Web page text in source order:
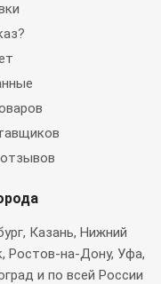
Казань, Нижний
Ростов-на-Дону, Уфа,
и по всей России